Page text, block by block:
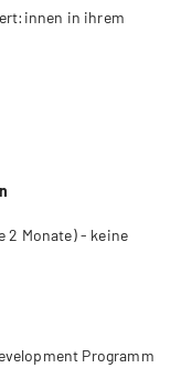
in ihrem
2 Monate) - keine
Programm